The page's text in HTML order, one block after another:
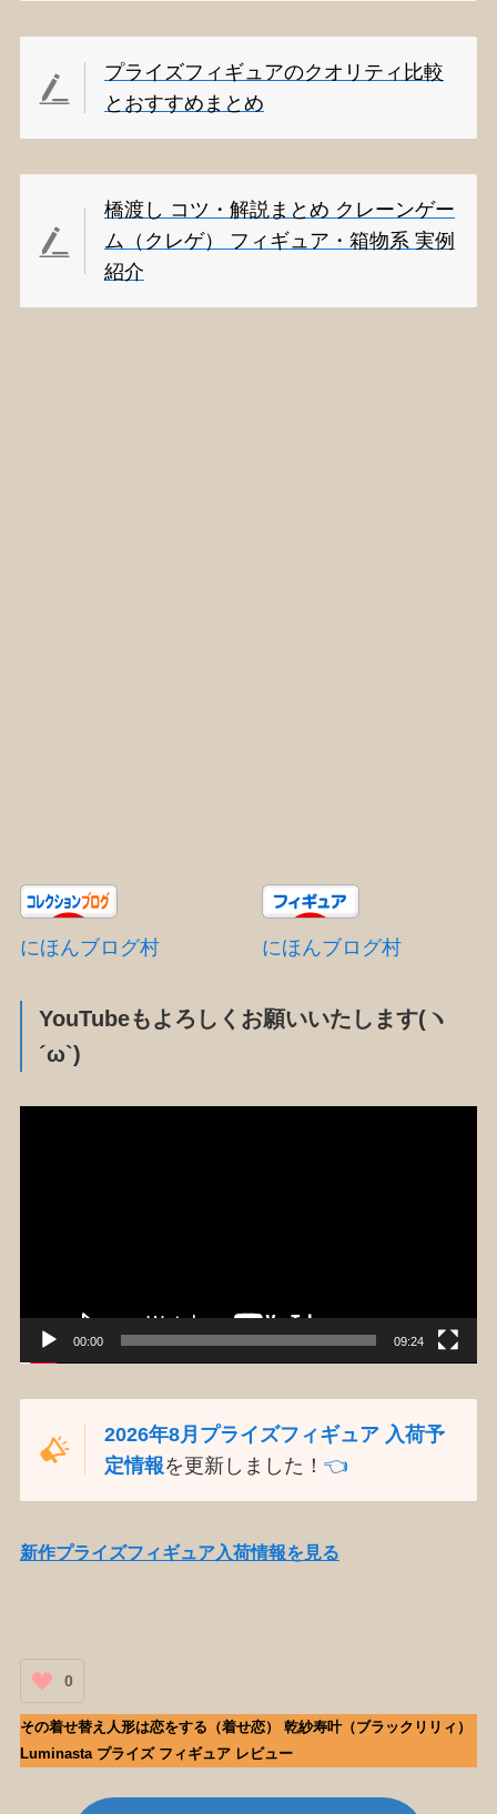
プライズフィギュアのクオリティ比較
とおすすめまとめ
橋渡し コツ・解説まとめ クレーンゲー
ム（クレゲ） フィギュア・箱物系 実例
紹介
にほんブログ村 にほんブログ村
YouTubeもよろしくお願いいたします(ヽ
´ω`)
00:00 09:24
2026年8月プライズフィギュア 入荷予
定情報を更新しました！👈️
新作プライズフィギュア入荷情報を見る
0
その着せ替え人形は恋をする（着せ恋） 乾紗寿叶（ブラックリリィ）
Luminasta プライズ フィギュア レビュー